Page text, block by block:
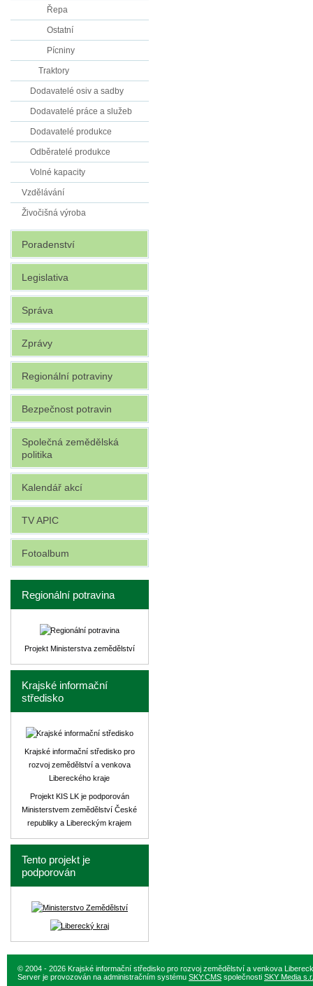
Řepa
Ostatní
Pícniny
Traktory
Dodavatelé osiv a sadby
Dodavatelé práce a služeb
Dodavatelé produkce
Odběratelé produkce
Volné kapacity
Vzdělávání
Živočišná výroba
Poradenství
Legislativa
Správa
Zprávy
Regionální potraviny
Bezpečnost potravin
Společná zemědělská
politika
Kalendář akcí
TV APIC
Fotoalbum
Regionální potravina
Projekt Ministerstva zemědělství
Krajské informační
středisko
Krajské informační středisko pro
rozvoj zemědělství a venkova
Libereckého kraje
Projekt KIS LK je podporován
Ministerstvem zemědělství České
republiky a Libereckým krajem
Tento projekt je
podporován
© 2004 - 2026 Krajské informační středisko pro rozvoj zemědělství a venkova
Server je provozován na administračním systému SKY:CMS společnosti SKY Media